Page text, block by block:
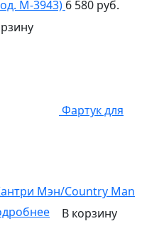
M-3943) 6 580 руб.
Фартук для
Мэн/Country Man
В корзину